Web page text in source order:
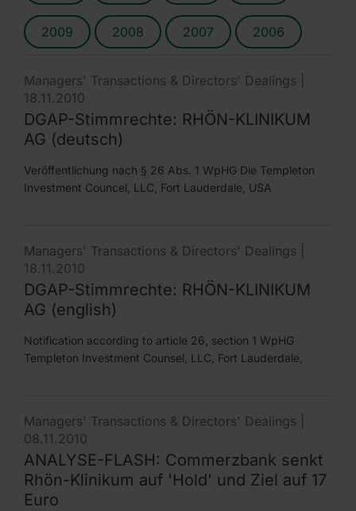
2009 2008 2007 2006
Managers' Transactions & Directors' Dealings |
18.11.2010
DGAP-Stimmrechte: RHÖN-KLINIKUM
AG (deutsch)
Veröffentlichung nach § 26 Abs. 1 WpHG Die Templeton
Investment Councel, LLC, Fort Lauderdale, USA
Managers' Transactions & Directors' Dealings |
18.11.2010
DGAP-Stimmrechte: RHÖN-KLINIKUM
AG (english)
Notification according to article 26, section 1 WpHG
Templeton Investment Counsel, LLC, Fort Lauderdale,
Managers' Transactions & Directors' Dealings |
08.11.2010
ANALYSE-FLASH: Commerzbank senkt
Rhön-Klinikum auf 'Hold' und Ziel auf 17
Euro